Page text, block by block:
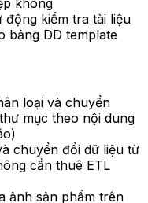
động kiểm tra tài liệu
bảng DD template
loại và chuyển
mục theo nội dung
chuyển đổi dữ liệu từ
cần thuê ETL
ảnh sản phẩm trên